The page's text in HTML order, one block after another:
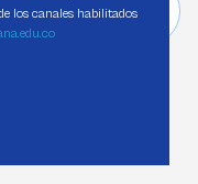
importantes para
a visitarnos y
los canales habilitados